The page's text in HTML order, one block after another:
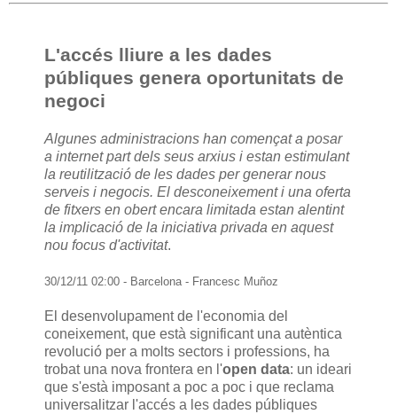
L'accés lliure a les dades
públiques genera oportunitats de
negoci
Algunes administracions han començat a posar
a internet part dels seus arxius i estan estimulant
la reutilització de les dades per generar nous
serveis i negocis. El desconeixement i una oferta
de fitxers en obert encara limitada estan alentint
la implicació de la iniciativa privada en aquest
nou focus d'activitat.
30/12/11 02:00 - Barcelona - Francesc Muñoz
El desenvolupament de l'economia del
coneixement, que està significant una autèntica
revolució per a molts sectors i professions, ha
trobat una nova frontera en l'open data: un ideari
que s'està imposant a poc a poc i que reclama
universalitzar l'accés a les dades públiques